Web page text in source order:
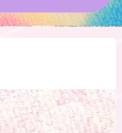
Study』